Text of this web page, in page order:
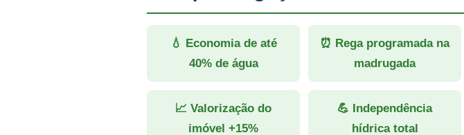
💧 Economia de até
40% de água
⏰ Rega programada na
madrugada
📈 Valorização do
imóvel +15%
💪 Independência
hídrica total